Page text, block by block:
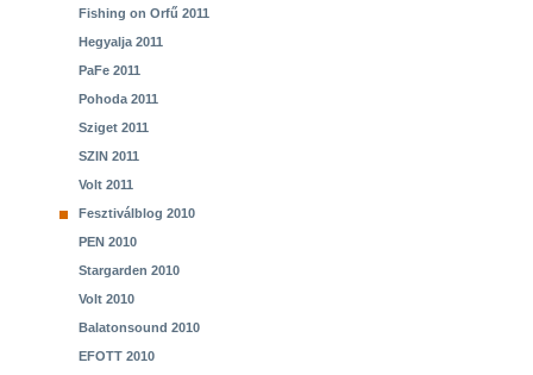
Fishing on Orfű 2011
Hegyalja 2011
PaFe 2011
Pohoda 2011
Sziget 2011
SZIN 2011
Volt 2011
Fesztiválblog 2010
PEN 2010
Stargarden 2010
Volt 2010
Balatonsound 2010
EFOTT 2010